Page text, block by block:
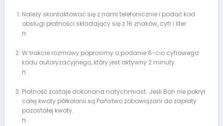
Należy skontaktować się z nami telefonicznie i podać kod
obsługi płatności składający się z 16 znaków, cyfr i liter.
n
W trakcie rozmowy poprosimy o podanie 6-cio cyfrowego
kodu autoryzacyjnego, który jest aktywny 2 minuty.
n
Płatność zostaje dokonana natychmiast. Jeśli Bon nie pokrył
całej kwoty półkolonii są Państwo zobowiązani do zapłaty
pozostałej kwoty.
n